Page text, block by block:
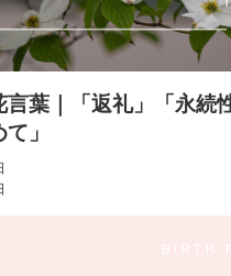
言葉｜「返礼」「永続
」